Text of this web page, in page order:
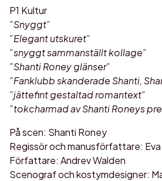
P1 Kultur
”Snyggt”
”Elegant utskuret”
”snyggt sammanställt kollage”
”Shanti Roney glänser”
”Fanklubb skanderade Shanti,
”jättefint gestaltad romantext”
”tokcharmad av Shanti Roneys
På scen: Shanti Roney
Regissör och manusförfattare: Eva
Författare: Andrev Walden
Scenograf och kostymdesigner: